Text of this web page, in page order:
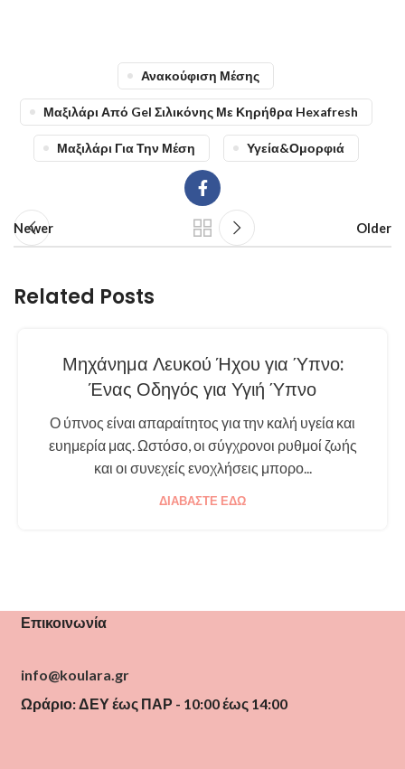
Ανακούφιση Μέσης
Μαξιλάρι Από Gel Σιλικόνης Με Κηρήθρα Hexafresh
Μαξιλάρι Για Την Μέση Υγεία&Ομορφιά
Newer Older
Related Posts
Μηχάνημα Λευκού Ήχου για Ύπνο:
Ένας Οδηγός για Υγιή Ύπνο
Ο ύπνος είναι απαραίτητος για την καλή υγεία και
ευημερία μας. Ωστόσο, οι σύγχρονοι ρυθμοί ζωής
και οι συνεχείς ενοχλήσεις μπορο...
ΔΙΑΒΆΣΤΕ ΕΔΏ
Επικοινωνία
info@koulara.gr
Ωράριο: ΔΕΥ έως ΠΑΡ - 10:00 έως 14:00